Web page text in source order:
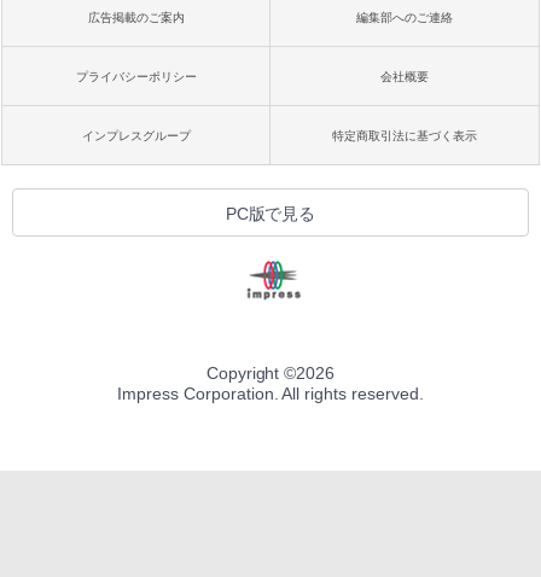
広告掲載のご案内 編集部へのご連絡
プライバシーポリシー 会社概要
インプレスグループ 特定商取引法に基づく表示
PC版で見る
Copyright ©2026
Impress Corporation. All rights reserved.